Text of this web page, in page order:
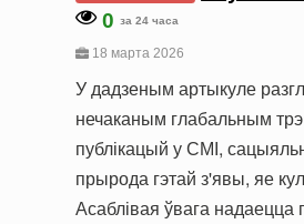
0 за 24 часа
18 марта 2026
У дадзеным артыкуле
нечаканым глабальным
публікацый у СМІ,
прырода гэтай з'явы, яе
Асаблівая ўвага надаецца